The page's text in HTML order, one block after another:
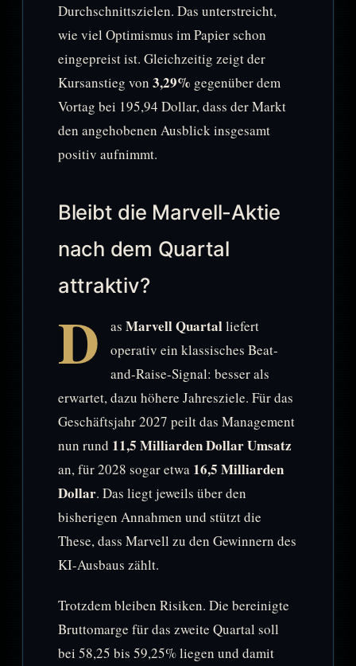
Durchschnittszielen. Das unterstreicht,
wie viel Optimismus im Papier schon
eingepreist ist. Gleichzeitig zeigt der
Kursanstieg von 3,29% gegenüber dem
Vortag bei 195,94 Dollar, dass der Markt
den angehobenen Ausblick insgesamt
positiv aufnimmt.
Bleibt die Marvell-Aktie
nach dem Quartal
attraktiv?
D as Marvell Quartalliefert
operativ ein klassisches Beat-
and-Raise-Signal: besser als
erwartet, dazu höhere Jahresziele. Für das
Geschäftsjahr 2027 peilt das Management
nun rund 11,5 Milliarden Dollar Umsatz
an, für 2028 sogar etwa 16,5 Milliarden
Dollar. Das liegt jeweils über den
bisherigen Annahmen und stützt die
These, dass Marvell zu den Gewinnern des
KI-Ausbaus zählt.
Trotzdem bleiben Risiken. Die bereinigte
Bruttomarge für das zweite Quartal soll
bei 58,25 bis 59,25% liegen und damit